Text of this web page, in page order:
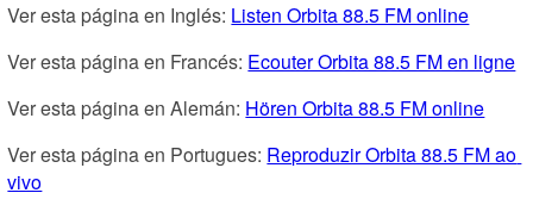
Ver esta página en Inglés: Listen Orbita 88.5 FM online
Ver esta página en Francés: Ecouter Orbita 88.5 FM en ligne
Ver esta página en Alemán: Hören Orbita 88.5 FM online
Ver esta página en Portugues: Reproduzir Orbita 88.5 FM ao
vivo